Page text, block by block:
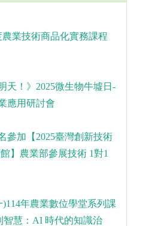
業技術商品化實務課程
天！》2025微生物牛墟日-
應用研討會
參加【2025臺灣創新技術
】農業部參展技術 1對1
)114年農業數位學堂系列課
智慧：AI 時代的知識治